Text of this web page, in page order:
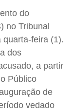
do
) no Tribunal
quarta-feira (1).
dos
a partir
Público
de
vedado